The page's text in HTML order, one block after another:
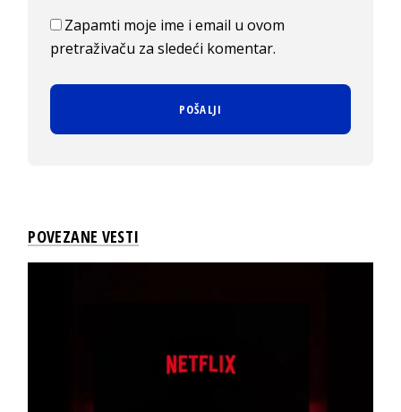
Zapamti moje ime i email u ovom
pretraživaču za sledeći komentar.
POVEZANE VESTI